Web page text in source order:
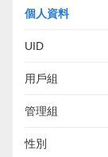
個人資料
UID
用戶組
管理組
性別